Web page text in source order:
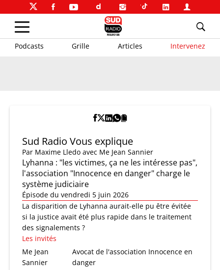
Podcasts Grille Articles Intervenez
Sud Radio Vous explique
Par Maxime Lledo avec Me Jean Sannier
Lyhanna : "les victimes, ça ne les intéresse pas",
l'association "Innocence en danger" charge le
système judiciaire
Épisode du vendredi 5 juin 2026
La disparition de Lyhanna aurait-elle pu être évitée
si la justice avait été plus rapide dans le traitement
des signalements ?
Les invités
Me Jean
Sannier
Avocat de l'association Innocence en
danger